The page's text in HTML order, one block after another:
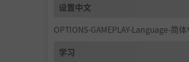
设置中文
OPTIONS-GAMEPLAY-Language-简体
学习